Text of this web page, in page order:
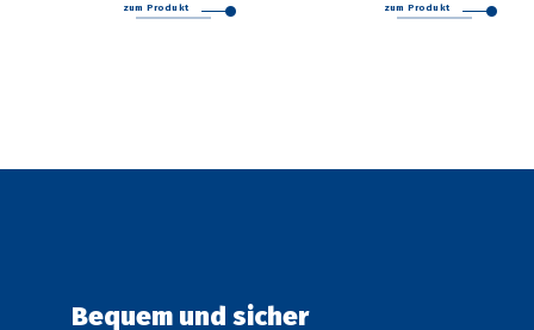
Varianten
gewählt
zum Produkt zum Produkt
Bequem und sicher